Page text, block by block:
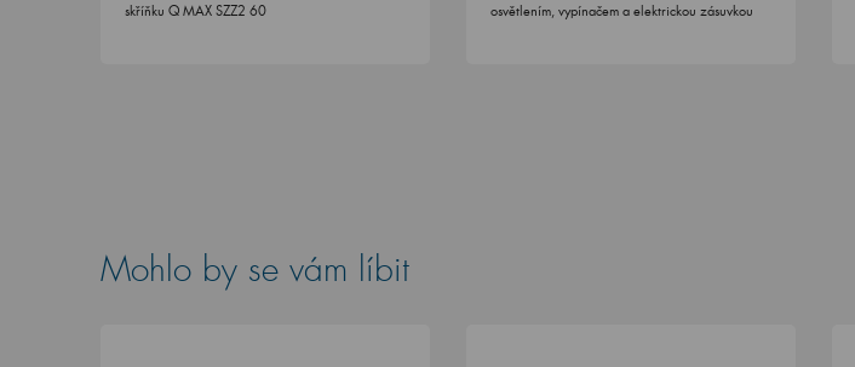
skříňku Q MAX SZZ2 60
osvětlením, vypínačem a elektrickou zásuvkou
Mohlo by se vám líbit